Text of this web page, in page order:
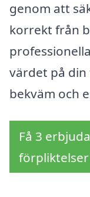
genom att
korrekt från
värdet på din
bekväm och
Få 3
förpliktelser